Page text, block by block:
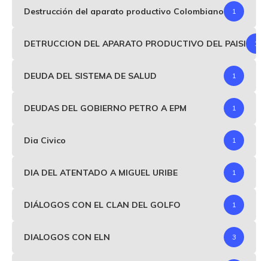
Destrucción del aparato productivo Colombiano 1
DETRUCCION DEL APARATO PRODUCTIVO DEL PAISI 1
DEUDA DEL SISTEMA DE SALUD 1
DEUDAS DEL GOBIERNO PETRO A EPM 1
Dia Civico 1
DIA DEL ATENTADO A MIGUEL URIBE 1
DIÁLOGOS CON EL CLAN DEL GOLFO 1
DIALOGOS CON ELN 3